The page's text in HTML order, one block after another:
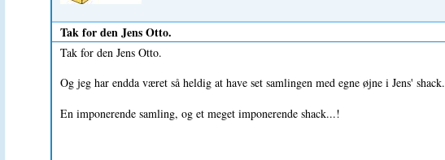
Tak for den Jens Otto.
Tak for den Jens Otto.
Og jeg har endda været så heldig at have set samlingen med egne øjne i Jens' shack.
En imponerende samling, og et meget imponerende shack...!